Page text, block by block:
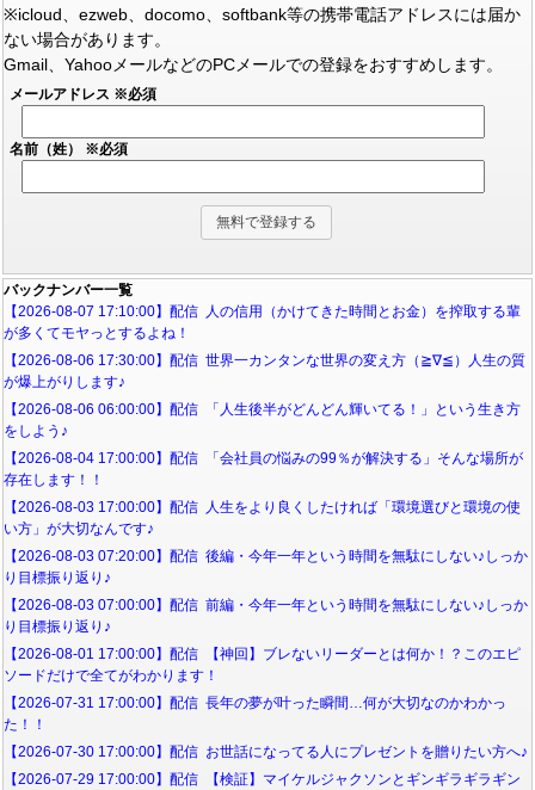
※icloud、ezweb、docomo、softbank等の携帯電話アドレスには届か
ない場合があります。
Gmail、YahooメールなどのPCメールでの登録をおすすめします。
メールアドレス ※必須
名前（姓） ※必須
バックナンバー一覧
【2026-08-07 17:10:00】配信 人の信用（かけてきた時間とお金）を搾取する輩
が多くてモヤっとするよね！
【2026-08-06 17:30:00】配信 世界一カンタンな世界の変え方（≧∇≦）人生の質
が爆上がりします♪
【2026-08-06 06:00:00】配信 「人生後半がどんどん輝いてる！」という生き方
をしよう♪
【2026-08-04 17:00:00】配信 「会社員の悩みの99％が解決する」そんな場所が
存在します！！
【2026-08-03 17:00:00】配信 人生をより良くしたければ「環境選びと環境の使
い方」が大切なんです♪
【2026-08-03 07:20:00】配信 後編・今年一年という時間を無駄にしない♪しっか
り目標振り返り♪
【2026-08-03 07:00:00】配信 前編・今年一年という時間を無駄にしない♪しっか
り目標振り返り♪
【2026-08-01 17:00:00】配信 【神回】ブレないリーダーとは何か！？このエピ
ソードだけで全てがわかります！
【2026-07-31 17:00:00】配信 長年の夢が叶った瞬間…何が大切なのかわかっ
た！！
【2026-07-30 17:00:00】配信 お世話になってる人にプレゼントを贈りたい方へ♪
【2026-07-29 17:00:00】配信 【検証】マイケルジャクソンとギンギラギラギン